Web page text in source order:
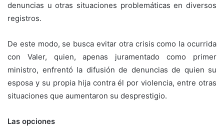
denuncias u otras situaciones problemáticas en diversos
registros.
De este modo, se busca evitar otra crisis como la ocurrida
con Valer, quien, apenas juramentado como primer
ministro, enfrentó la difusión de denuncias de quien su
esposa y su propia hija contra él por violencia, entre otras
situaciones que aumentaron su desprestigio.
Las opciones